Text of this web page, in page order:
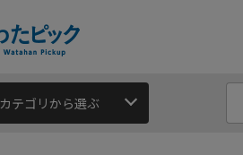
カテゴリから選ぶ